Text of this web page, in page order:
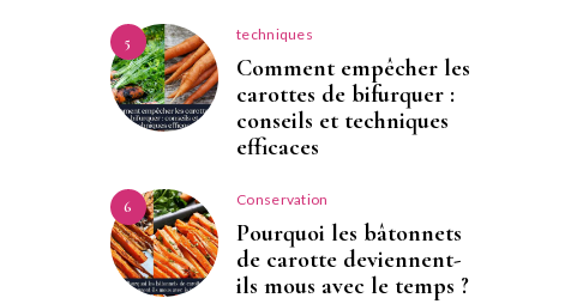
5 techniques
Comment empêcher les
carottes de bifurquer :
conseils et techniques
efficaces
6 Conservation
Pourquoi les bâtonnets
de carotte deviennent-
ils mous avec le temps ?